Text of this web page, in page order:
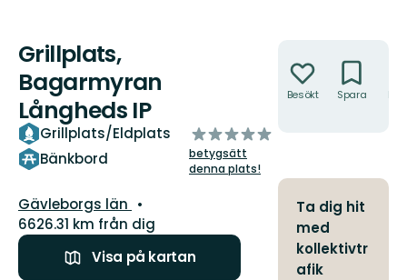
Grillplats,
Bagarmyran
Långheds IP
Grillplats/Eldplats
Bänkbord
av
5
stjärnor
betygsätt
denna plats!
Län:
Gävleborgs län
6626.31 km från dig
Visa på kartan
Besökt Spara
Ta dig hit
med
kollektivtr
afik